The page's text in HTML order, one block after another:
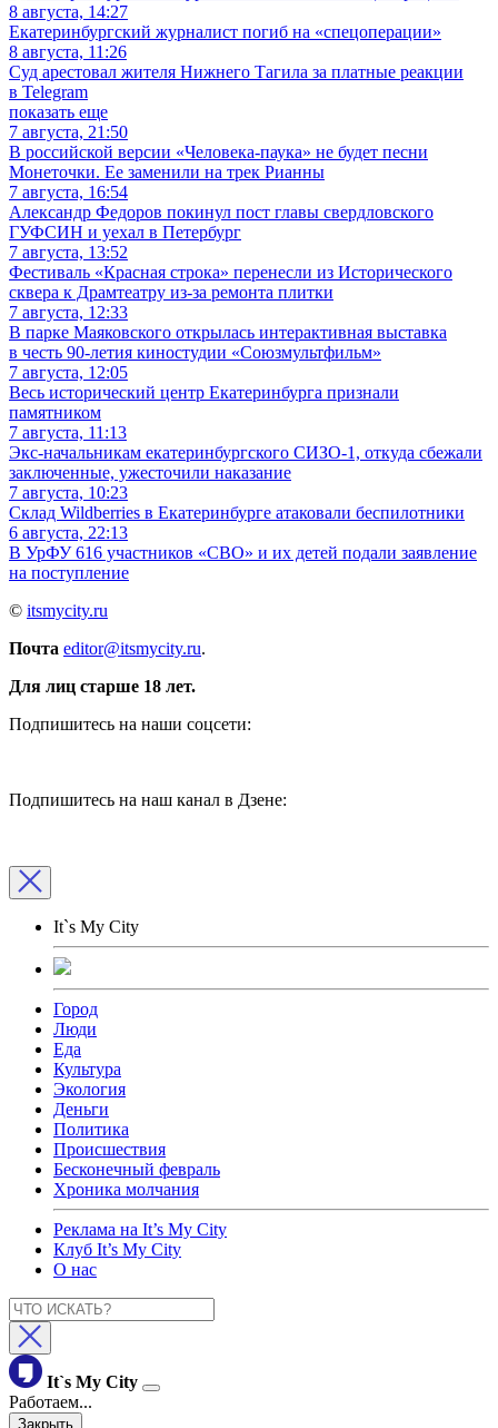
8 августа, 14:27
Екатеринбургский журналист погиб на «спецоперации»
8 августа, 11:26
Суд арестовал жителя Нижнего Тагила за платные реакции
в Telegram
показать еще
7 августа, 21:50
В российской версии «Человека-паука» не будет песни
Монеточки. Ее заменили на трек Рианны
7 августа, 16:54
Александр Федоров покинул пост главы свердловского
ГУФСИН и уехал в Петербург
7 августа, 13:52
Фестиваль «Красная строка» перенесли из Исторического
сквера к Драмтеатру из-за ремонта плитки
7 августа, 12:33
В парке Маяковского открылась интерактивная выставка
в честь 90-летия киностудии «Союзмультфильм»
7 августа, 12:05
Весь исторический центр Екатеринбурга признали
памятником
7 августа, 11:13
Экс-начальникам екатеринбургского СИЗО-1, откуда сбежали
заключенные, ужесточили наказание
7 августа, 10:23
Склад Wildberries в Екатеринбурге атаковали беспилотники
6 августа, 22:13
В УрФУ 616 участников «СВО» и их детей подали заявление
на поступление
© itsmycity.ru
Почта editor@itsmycity.ru.
Для лиц старше 18 лет.
Подпишитесь на наши соцсети:
Подпишитесь на наш канал в Дзене:
It`s My City
Город
Люди
Еда
Культура
Экология
Деньги
Политика
Происшествия
Бесконечный февраль
Хроника молчания
Реклама на It’s My City
Клуб It’s My City
О нас
It`s My City
Работаем...
Закрыть